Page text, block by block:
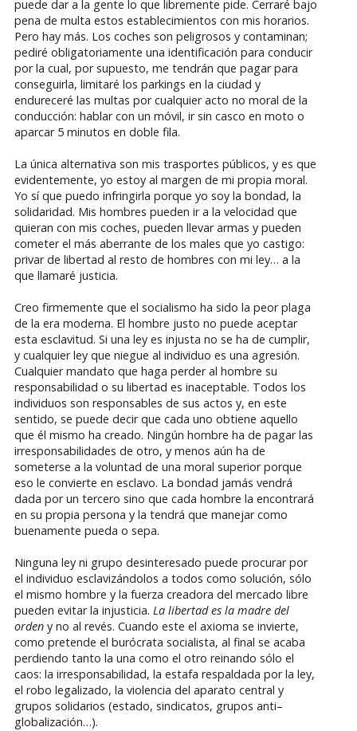
puede dar a la gente lo que libremente pide. Cerraré bajo
pena de multa estos establecimientos con mis horarios.
Pero hay más. Los coches son peligrosos y contaminan;
pediré obligatoriamente una identificación para conducir
por la cual, por supuesto, me tendrán que pagar para
conseguirla, limitaré los parkings en la ciudad y
endureceré las multas por cualquier acto no moral de la
conducción: hablar con un móvil, ir sin casco en moto o
aparcar 5 minutos en doble fila.
La única alternativa son mis trasportes públicos, y es que
evidentemente, yo estoy al margen de mi propia moral.
Yo sí que puedo infringirla porque yo soy la bondad, la
solidaridad. Mis hombres pueden ir a la velocidad que
quieran con mis coches, pueden llevar armas y pueden
cometer el más aberrante de los males que yo castigo:
privar de libertad al resto de hombres con mi ley… a la
que llamaré justicia.
Creo firmemente que el socialismo ha sido la peor plaga
de la era moderna. El hombre justo no puede aceptar
esta esclavitud. Si una ley es injusta no se ha de cumplir,
y cualquier ley que niegue al individuo es una agresión.
Cualquier mandato que haga perder al hombre su
responsabilidad o su libertad es inaceptable. Todos los
individuos son responsables de sus actos y, en este
sentido, se puede decir que cada uno obtiene aquello
que él mismo ha creado. Ningún hombre ha de pagar las
irresponsabilidades de otro, y menos aún ha de
someterse a la voluntad de una moral superior porque
eso le convierte en esclavo. La bondad jamás vendrá
dada por un tercero sino que cada hombre la encontrará
en su propia persona y la tendrá que manejar como
buenamente pueda o sepa.
Ninguna ley ni grupo desinteresado puede procurar por
el individuo esclavizándolos a todos como solución, sólo
el mismo hombre y la fuerza creadora del mercado libre
pueden evitar la injusticia. La libertad es la madre del
orden y no al revés. Cuando este el axioma se invierte,
como pretende el burócrata socialista, al final se acaba
perdiendo tanto la una como el otro reinando sólo el
caos: la irresponsabilidad, la estafa respaldada por la ley,
el robo legalizado, la violencia del aparato central y
grupos solidarios (estado, sindicatos, grupos anti–
globalización…).